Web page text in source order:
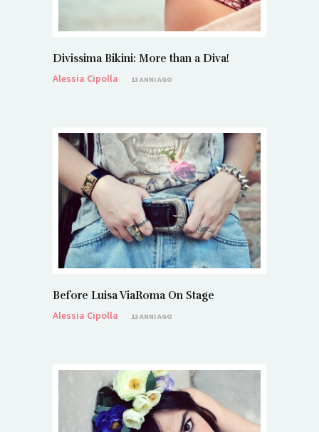
Divissima Bikini: More than a Diva!
Alessia Cipolla
13 ANNI AGO
Before Luisa ViaRoma On Stage
Alessia Cipolla
13 ANNI AGO